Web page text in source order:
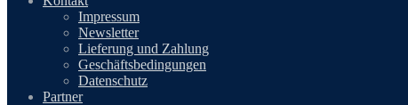
Impressum
Newsletter
Lieferung und Zahlung
Geschäftsbedingungen
Datenschutz
Partner